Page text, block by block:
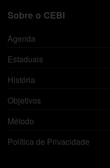
Sobre o CEBI
Agenda
Estaduais
História
Objetivos
Método
Política de Privacidade